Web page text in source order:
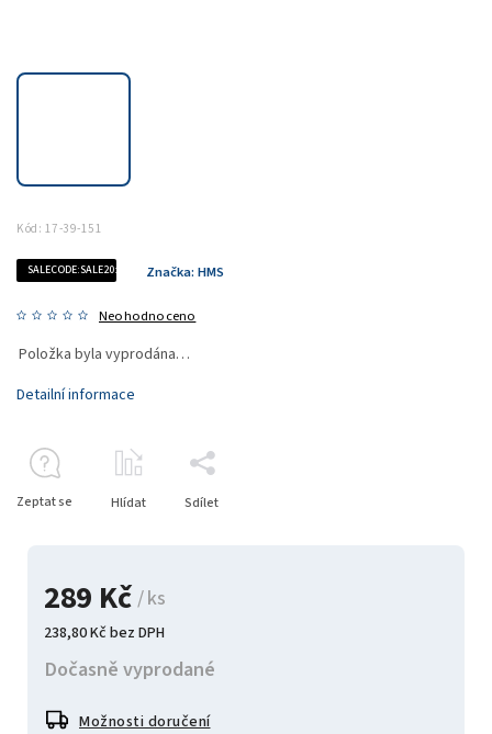
Kód: 17-39-151
SALECODE:SALE20:20:%
Neohodnoceno
Značka: HMS
289 Kč / ks
238,80 Kč bez DPH
Dočasně vyprodané
Možnosti doručení
Položka byla vyprodána…
Detailní informace
Zeptat se Hlídat Sdílet